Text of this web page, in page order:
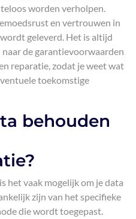
worden verholpen.
en vertrouwen in
geleverd. Het is altijd
de garantievoorwaarden
reparatie, zodat je weet wat
toekomstige
behouden
het vaak mogelijk om je data
zijn van het specifieke
die wordt toegepast.